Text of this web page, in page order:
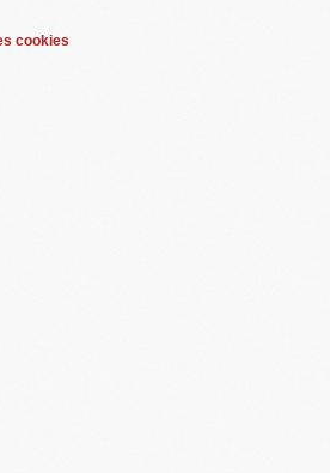
cookies